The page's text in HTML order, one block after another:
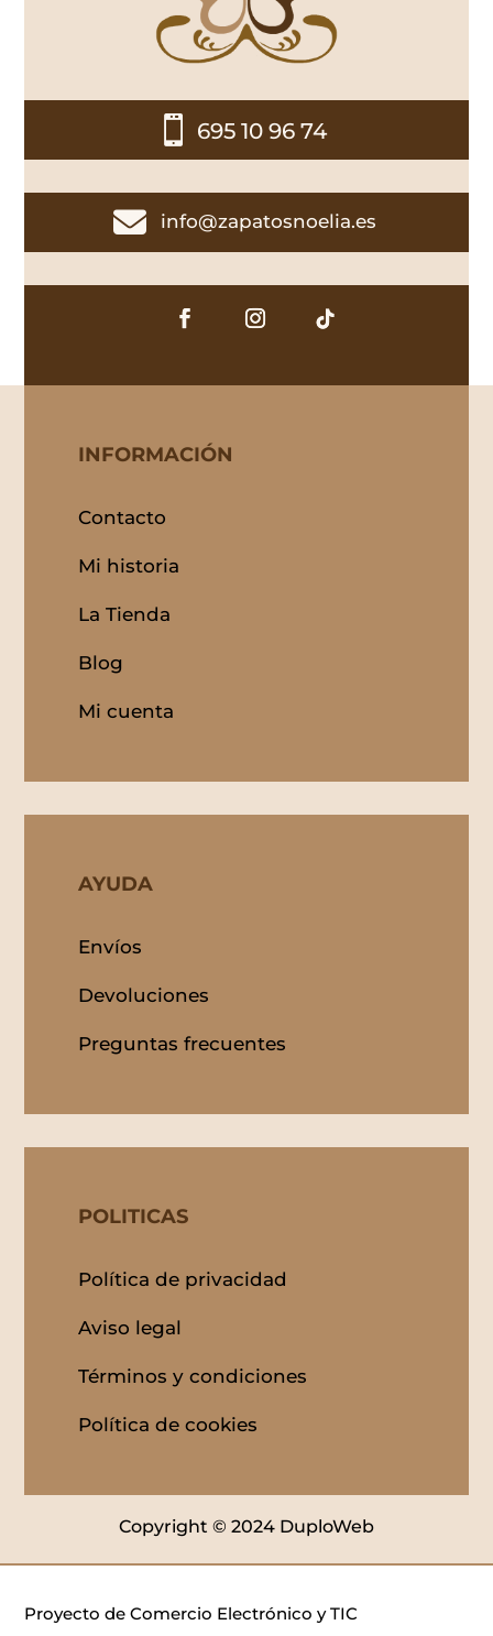
 695 10 96 74
 info@zapatosnoelia.es
INFORMACIÓN
Contacto
Mi historia
La Tienda
Blog
Mi cuenta
AYUDA
Envíos
Devoluciones
Preguntas frecuentes
POLITICAS
Política de privacidad
Aviso legal
Términos y condiciones
Política de cookies
Copyright © 2024 DuploWeb
Proyecto de Comercio Electrónico y TIC